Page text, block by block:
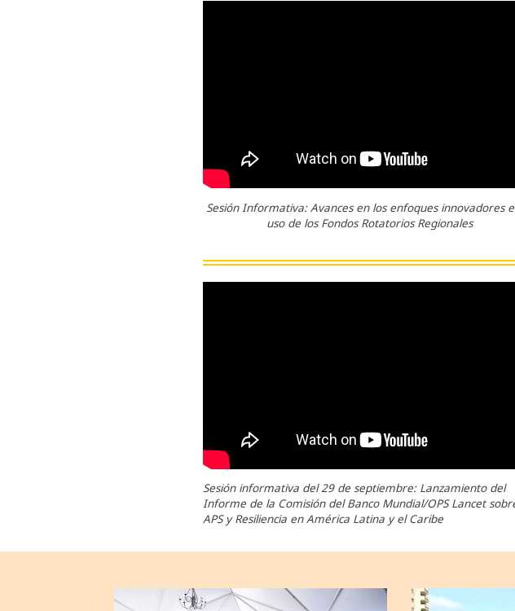
Sesión Informativa: Avances en los enfoques innovadores
uso de los Fondos Rotatorios Regionales
Sesión informativa del 29 de septiembre: Lanzamiento del
Informe de la Comisión del Banco Mundial/OPS Lancet
APS y Resiliencia en América Latina y el Caribe